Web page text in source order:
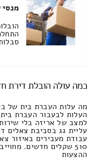
מנסי
כמה עולה הובלת דירת
מה עלות העברת בית של
העלות לבעבור העברת
למצב של אריזה בלי
עליית גג בסביבת צאלים
ההצעות